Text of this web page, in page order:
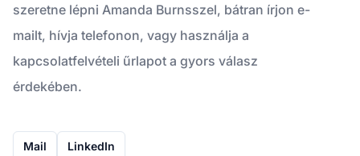
szeretne lépni Amanda Burnsszel, bátran írjon e-
mailt, hívja telefonon, vagy használja a
kapcsolatfelvételi űrlapot a gyors válasz
érdekében.
Mail LinkedIn